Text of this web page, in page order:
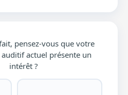
pensez-vous que votre
actuel présente un
intérêt ?